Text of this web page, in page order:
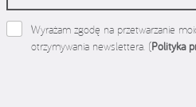
Wyrażam zgodę na przetwarzanie
otrzymywania newslettera. (Polityka